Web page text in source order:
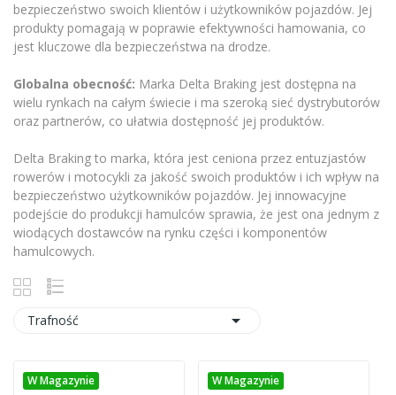
bezpieczeństwo swoich klientów i użytkowników pojazdów. Jej
produkty pomagają w poprawie efektywności hamowania, co
jest kluczowe dla bezpieczeństwa na drodze.
Globalna obecność: Marka Delta Braking jest dostępna na
wielu rynkach na całym świecie i ma szeroką sieć dystrybutorów
oraz partnerów, co ułatwia dostępność jej produktów.
Delta Braking to marka, która jest ceniona przez entuzjastów
rowerów i motocykli za jakość swoich produktów i ich wpływ na
bezpieczeństwo użytkowników pojazdów. Jej innowacyjne
podejście do produkcji hamulców sprawia, że jest ona jednym z
wiodących dostawców na rynku części i komponentów
hamulcowych.
Trafność 
W Magazynie W Magazynie